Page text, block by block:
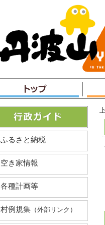
ャ
ン
プ
ふるさと納税
空き家情報
各種計画等
村例規集 （外部リンク）